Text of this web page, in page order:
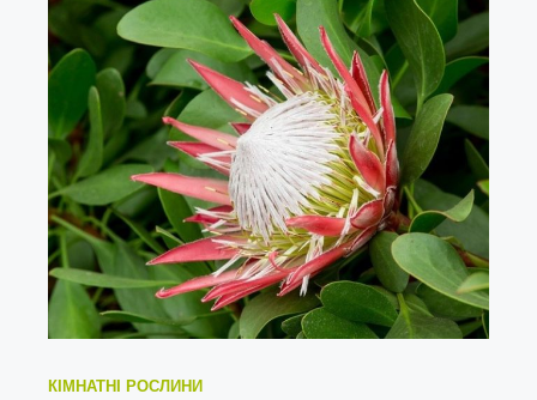
КІМНАТНІ РОСЛИНИ